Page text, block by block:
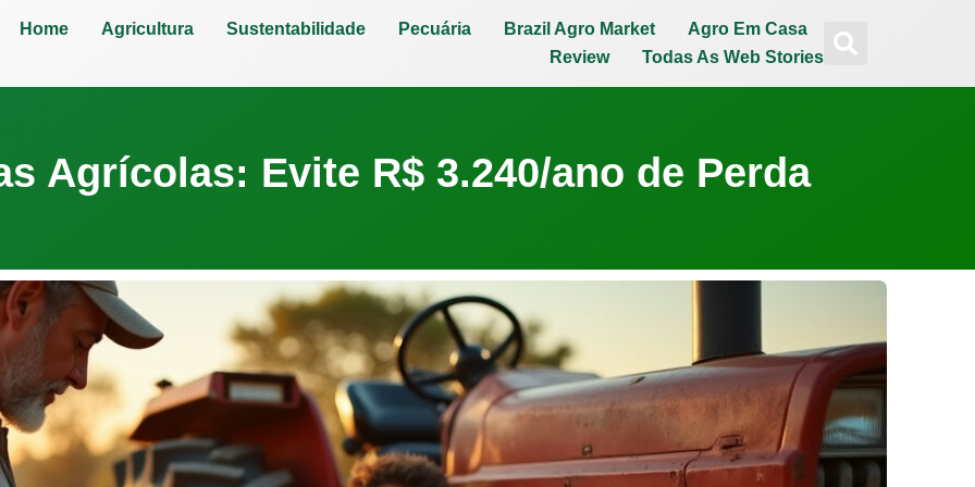
Home Agricultura Sustentabilidade Pecuária Brazil Agro Market
Agro Em Casa
Review
Todas As Web Stories
Agrícolas: Evite R$ 3.240/ano de Perda